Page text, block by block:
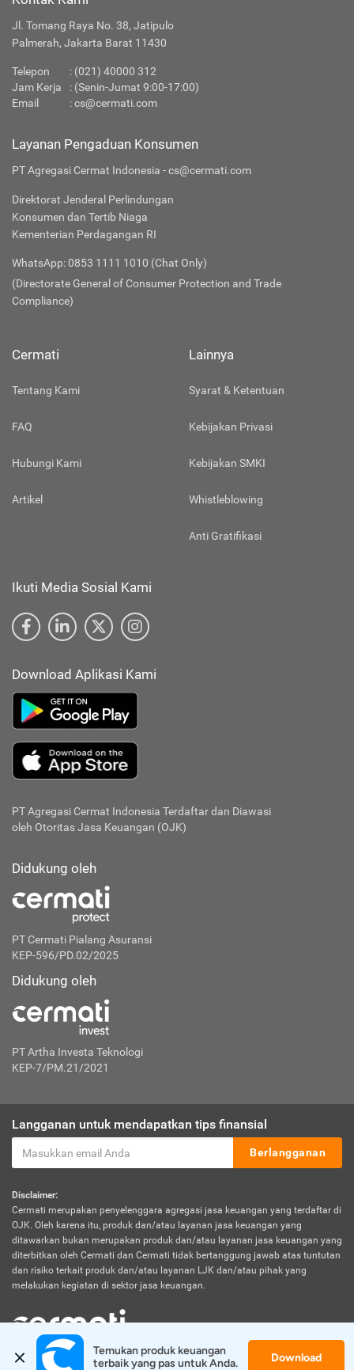
Jl. Tomang Raya No. 38, Jatipulo
Palmerah, Jakarta Barat 11430
Telepon
: (021) 40000 312
Jam Kerja
: (Senin-Jumat 9:00-17:00)
Email
:cs@cermati.com
Layanan Pengaduan Konsumen
PT Agregasi Cermat Indonesia - cs@cermati.com
Direktorat Jenderal Perlindungan
Konsumen dan Tertib Niaga
Kementerian Perdagangan RI
WhatsApp: 0853 1111 1010 (Chat Only)
(Directorate General of Consumer Protection and Trade
Compliance)
Cermati
Tentang Kami
FAQ
Hubungi Kami
Artikel
Lainnya
Syarat & Ketentuan
Kebijakan Privasi
Kebijakan SMKI
Whistleblowing
Anti Gratifikasi
Ikuti Media Sosial Kami
Download Aplikasi Kami
PT Agregasi Cermat Indonesia Terdaftar dan Diawasi
oleh Otoritas Jasa Keuangan (OJK)
Didukung oleh
PT Cermati Pialang Asuransi
KEP-596/PD.02/2025
Didukung oleh
PT Artha Investa Teknologi
KEP-7/PM.21/2021
Langganan untuk mendapatkan tips finansial
Berlangganan
Disclaimer:
Cermati merupakan penyelenggara agregasi jasa keuangan yang terdaftar di
OJK. Oleh karena itu, produk dan/atau layanan jasa keuangan yang
ditawarkan bukan merupakan produk dan/atau layanan jasa keuangan yang
diterbitkan oleh Cermati dan Cermati tidak bertanggung jawab atas tuntutan
dan risiko terkait produk dan/atau layanan LJK dan/atau pihak yang
melakukan kegiatan di sektor jasa keuangan.
© 2026 Cermati. All Rights Reserved.
Temukan produk keuangan
terbaik yang pas untuk Anda.
Download